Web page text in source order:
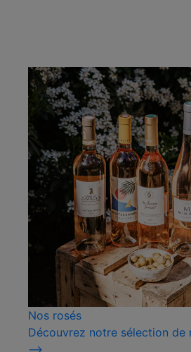
Nos rosés
Découvrez notre sélection de
⟶